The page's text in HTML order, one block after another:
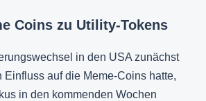
Coins zu Utility-Tokens
in den USA zunächst
Einfluss auf die Meme-Coins hatte,
in den kommenden Wochen